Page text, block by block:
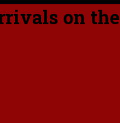
on the